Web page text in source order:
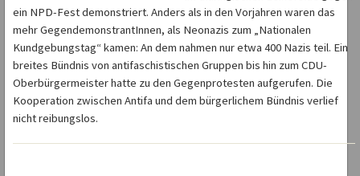
ein NPD-Fest demonstriert. Anders als in den Vorjahren waren das
mehr GegendemonstrantInnen, als Neonazis zum „Nationalen
Kundgebungstag“ kamen: An dem nahmen nur etwa 400 Nazis teil. Ein
breites Bündnis von antifaschistischen Gruppen bis hin zum CDU-
Oberbürgermeister hatte zu den Gegenprotesten aufgerufen. Die
Kooperation zwischen Antifa und dem bürgerlichem Bündnis verlief
nicht reibungslos.